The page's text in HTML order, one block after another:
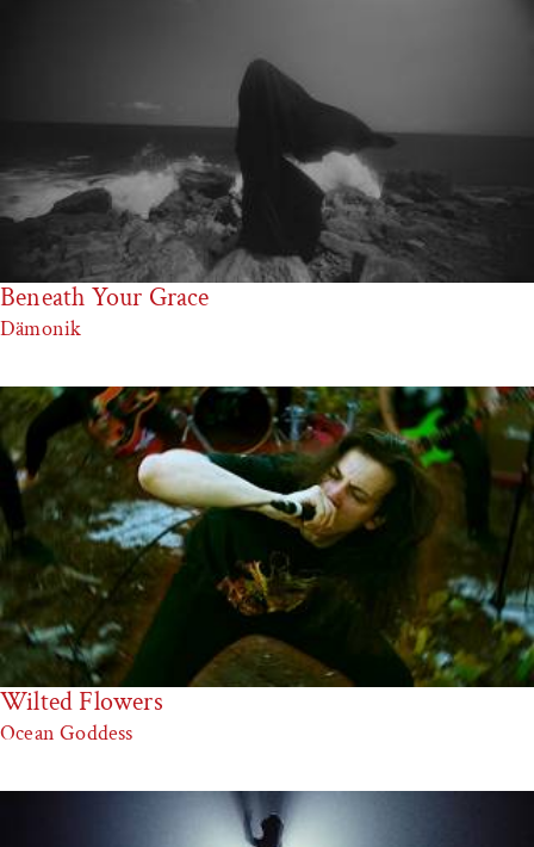
Beneath Your Grace
Dämonik
Wilted Flowers
Ocean Goddess